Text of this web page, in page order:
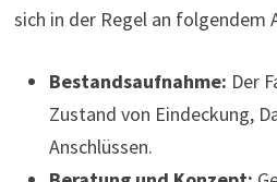
sich in der Regel an folgendem
Bestandsaufnahme: Der
Zustand von Eindeckung,
Anschlüssen.